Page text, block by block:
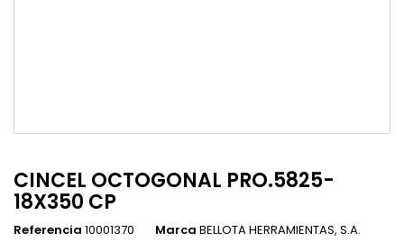
CINCEL OCTOGONAL PRO.5825-
18X350 CP
Referencia 10001370 Marca BELLOTA HERRAMIENTAS, S.A.